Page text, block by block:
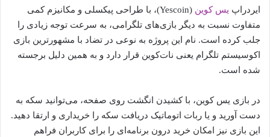
ایردراپ یس کوین
(Yescoin)، با طراحی پیکسلی و مکانیزم کمی
متفاوت نسبت به دیگر بازی‌های تلگرامی، به سرعت توجه زیادی را
جلب کرده است. نام این پروژه به نوعی در تضاد با مشهورترین بازی
اکوسیستم تلگرام یعنی نات‌کوین قرار دارد و به همین دلیل برجسته
شده است.
در بازی یس کوین، با کشیدن انگشت روی صفحه، می‌توانید سکه به
دست آورید و یا ربات اتوماتیک دریافت سکه را خریداری و ارتقا دهید.
این بازی نیز امکان خرید درون برنامه‌ای را برای کاربران فراهم